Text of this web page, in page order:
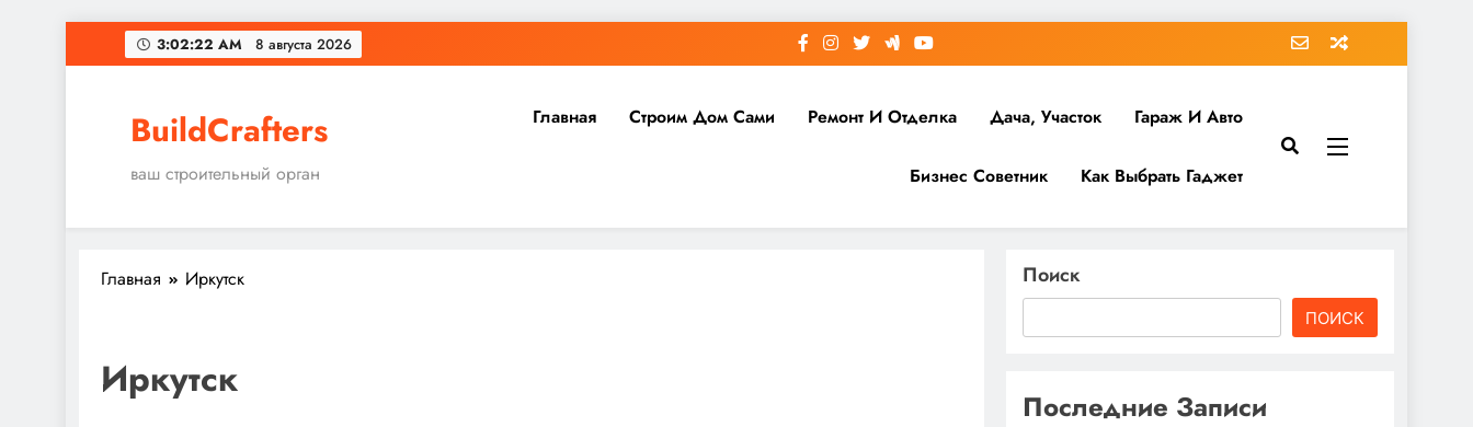
Перейти
к
3:02:23 AM 8 августа 2026
BuildCrafters
ваш строительный орган
Главная Строим Дом Сами Ремонт И Отделка Дача, Участок Гараж И Авто
Бизнес Советник Как Выбрать Гаджет
Главная Иркутск
Иркутск
Поиск
ПОИСК
Последние Записи